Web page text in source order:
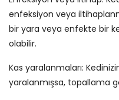
enfeksiyon veya
bir yara veya enfekte bir
olabilir.
Kas yaralanmaları:
yaralanmışsa, topallama